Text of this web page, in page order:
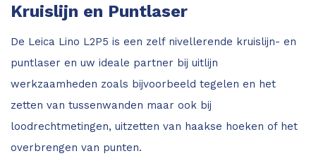
Kruislijn en Puntlaser
De Leica Lino L2P5 is een zelf nivellerende kruislijn- en
puntlaser en uw ideale partner bij uitlijn
werkzaamheden zoals bijvoorbeeld tegelen en het
zetten van tussenwanden maar ook bij
loodrechtmetingen, uitzetten van haakse hoeken of het
overbrengen van punten.